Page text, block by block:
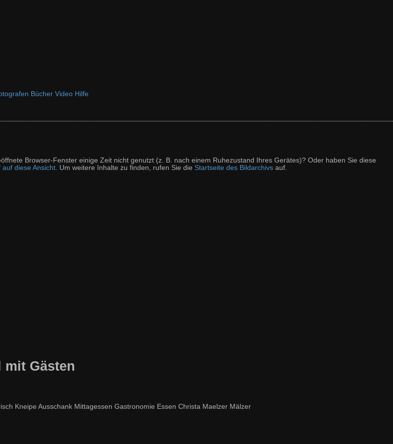
Bücher Video Hilfe
Browser-Fenster einige Zeit nicht genutzt (z. B. nach einem Ruhezustand Ihres Gerätes)? Oder haben Sie diese
diese Ansicht. Um weitere Inhalte zu finden, rufen Sie die Startseite des Bildarchivs auf.
mit Gästen
Kneipe Ausschank Mittagessen Gastronomie Essen Christa Maelzer Mälzer